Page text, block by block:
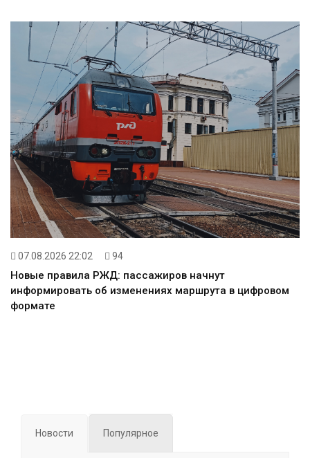
07.08.2026 22:02 94
Новые правила РЖД: пассажиров начнут
информировать об изменениях маршрута в цифровом
формате
Новости Популярное